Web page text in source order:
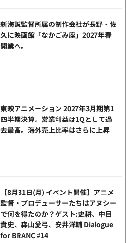
新海誠監督所属の制作会社が長野・佐
久に映画館「なかごみ座」2027年春
開業へ。
東映アニメーション 2027年3月期第1
四半期決算。営業利益は1Qとして過
去最高。海外売上比率はさらに上昇
【8月31日(月) イベント開催】アニメ
監督・プロデューサーたちはアヌシー
で何を得たのか？ゲスト:史耕、中目
貴史、森山愛弓、安井洋輔 Dialogue
for BRANC #14